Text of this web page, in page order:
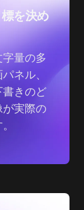
を決め
量の多
ネル、
書きのど
が実際の